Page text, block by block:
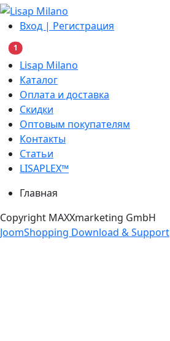
Вход | Регистрация
1 В корзину
Lisap Milano
Каталог
Оплата и доставка
Скидки
Оптовым покупателям
Контакты
Статьи
LISAPLEX™
Главная
Copyright MAXXmarketing GmbH
JoomShopping Download & Support